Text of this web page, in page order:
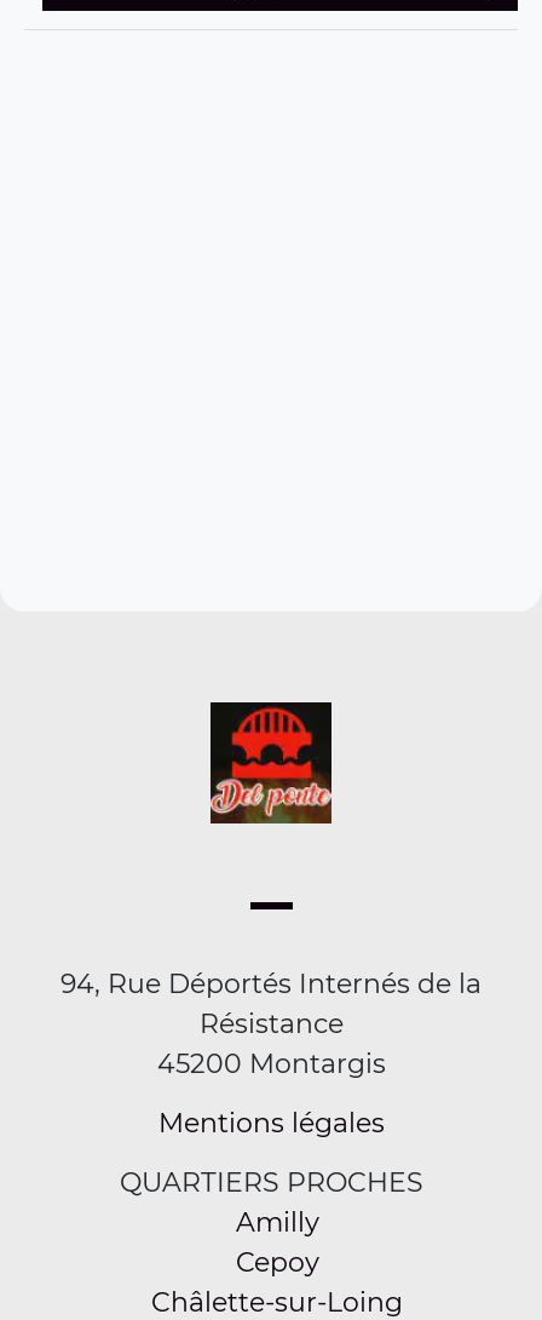
94, Rue Déportés Internés de la
Résistance
45200 Montargis
Mentions légales
QUARTIERS PROCHES
Amilly
Cepoy
Châlette-sur-Loing